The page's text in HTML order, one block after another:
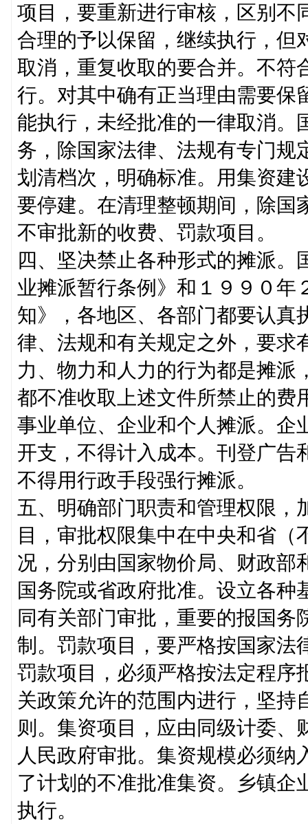
项目，要重新进行审核，区别不
合理的予以保留，继续执行，但
取消，重复收取的要合并。不符
行。对其中确有正当理由需要保
能执行，未经批准的一律取消。
务，除国家法律、法规有专门规
划清档次，明确标准。用集资建
要停建。在清理整顿期间，除国
不审批新的收费、罚款项目。
四、坚决禁止各种形式的摊派。
业摊派暂行条例》和１９９０年
知》，各地区、各部门都要认真
律、法规和有关规定之外，要求
力、物力和人力的行为都是摊派
都不准收取上述文件所禁止的费
事业单位、企业和个人摊派。企
开支，不得计入成本。刊登广告
不得用行政手段强行摊派。
五、明确部门职责和管理权限，
目，审批权限集中在中央和省
况，分别由国家物价局、财政部
国务院或省政府批准。设立各
同有关部门审批，重要的报国
制。罚款项目，要严格按国家法
罚款项目，必须严格按法定程序
关政策允许的范围内进行，坚持
则。集资项目，应由同级计委、
人民政府审批。集资规模必须
了计划的不准批准集资。乡镇企
执行。